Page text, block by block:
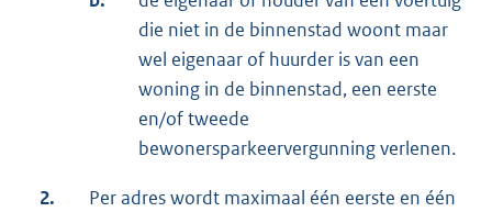
die niet in de binnenstad woont maar
wel eigenaar of huurder is van een
woning in de binnenstad, een eerste
en/of tweede
bewonersparkeervergunning verlenen.
2.
Per adres wordt maximaal één eerste en één